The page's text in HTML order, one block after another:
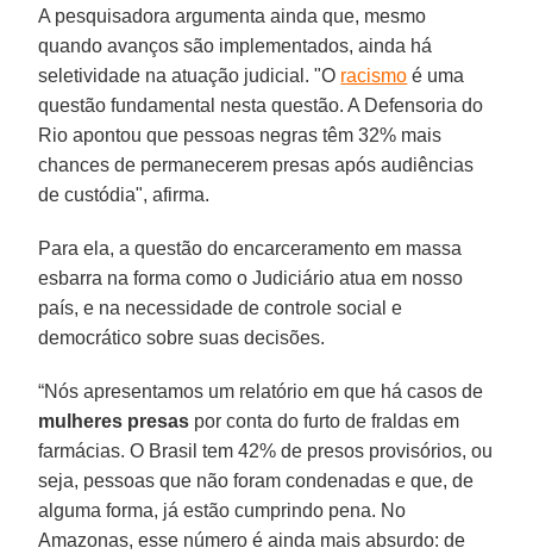
A pesquisadora argumenta ainda que, mesmo
quando avanços são implementados, ainda há
seletividade na atuação judicial. "O racismo é uma
questão fundamental nesta questão. A Defensoria do
Rio apontou que pessoas negras têm 32% mais
chances de permanecerem presas após audiências
de custódia", afirma.
Para ela, a questão do encarceramento em massa
esbarra na forma como o Judiciário atua em nosso
país, e na necessidade de controle social e
democrático sobre suas decisões.
“Nós apresentamos um relatório em que há casos de
mulheres presas por conta do furto de fraldas em
farmácias. O Brasil tem 42% de presos provisórios, ou
seja, pessoas que não foram condenadas e que, de
alguma forma, já estão cumprindo pena. No
Amazonas, esse número é ainda mais absurdo: de